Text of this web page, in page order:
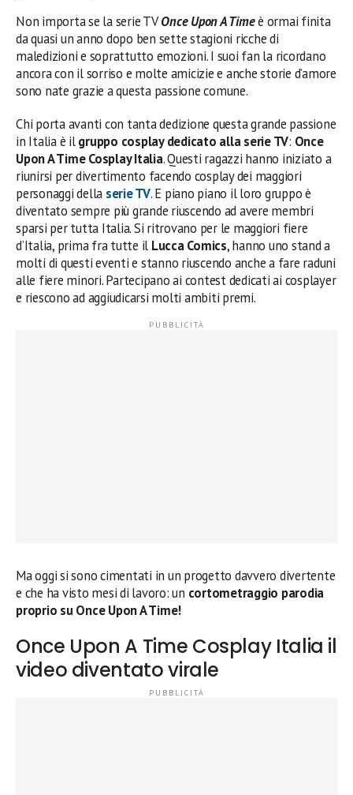
Non importa se la serie TVOnce Upon A Timeè ormai finita
da quasi un anno dopo ben sette stagioni ricche di
maledizioni e soprattutto emozioni. I suoi fan la ricordano
ancora con il sorriso e molte amicizie e anche storie d’amore
sono nate grazie a questa passione comune.
Chi porta avanti con tanta dedizione questa grande passione
in Italia è ilgruppo cosplay dedicato alla serie TV: Once
Upon A Time Cosplay Italia. Questi ragazzi hanno iniziato a
riunirsi per divertimento facendo cosplay dei maggiori
personaggi della serie TV. E piano piano il loro gruppo è
diventato sempre più grande riuscendo ad avere membri
sparsi per tutta Italia. Si ritrovano per le maggiori fiere
d’Italia, prima fra tutte il Lucca Comics, hanno uno stand a
molti di questi eventi e stanno riuscendo anche a fare raduni
alle fiere minori. Partecipano ai contest dedicati ai cosplayer
e riescono ad aggiudicarsi molti ambiti premi.
Ma oggi si sono cimentati in un progetto davvero divertente
e che ha visto mesi di lavoro: un cortometraggio parodia
proprio su Once Upon A Time!
Once Upon A Time Cosplay Italia il
video diventato virale